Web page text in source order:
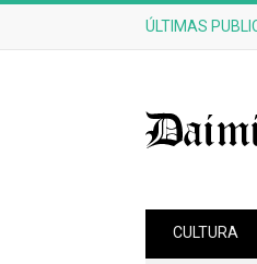
ÚLTIMAS
CULTURA